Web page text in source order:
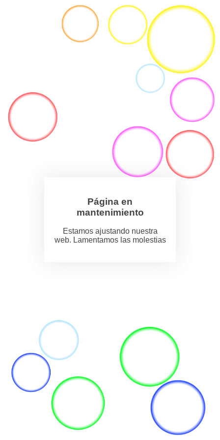
Página en
mantenimiento
Estamos ajustando nuestra
web. Lamentamos las molestias